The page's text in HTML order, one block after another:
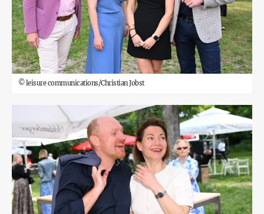
©leisure communications/Christian Jobst